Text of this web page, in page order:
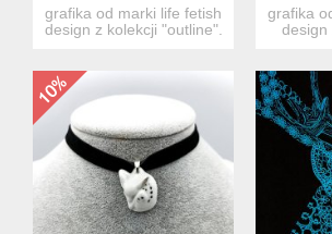
grafika od marki life fetish
design z kolekcji "outline".
grafika
design